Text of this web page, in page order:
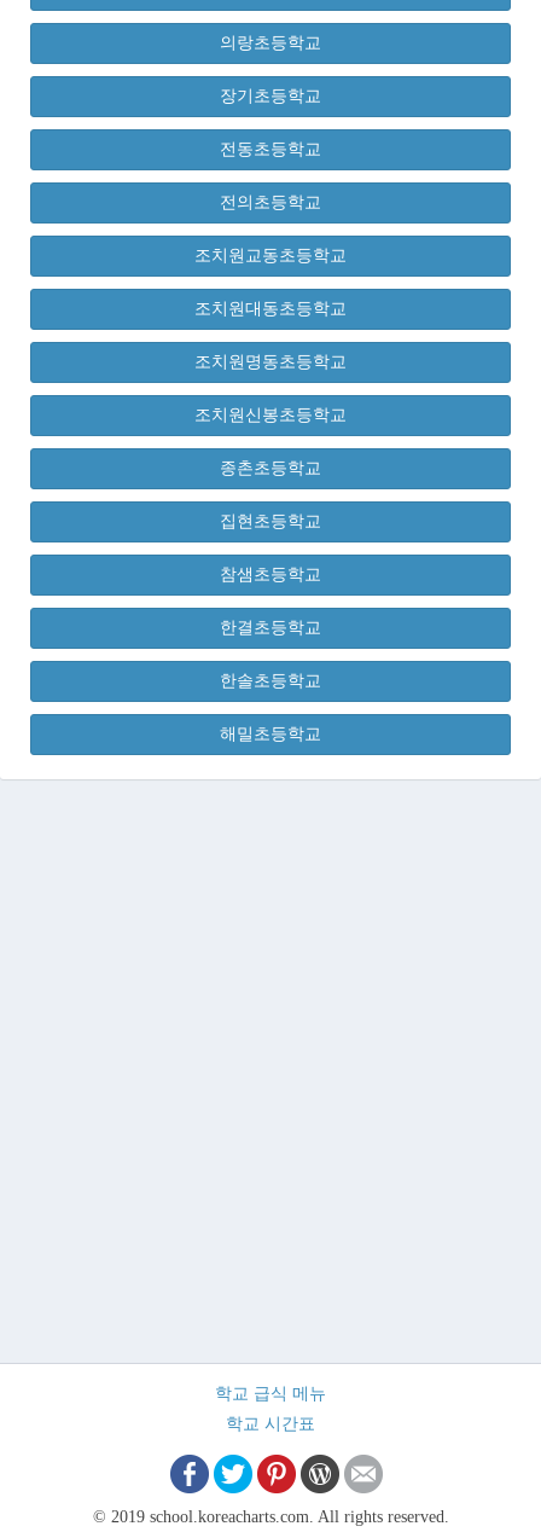
의랑초등학교
장기초등학교
전동초등학교
전의초등학교
조치원교동초등학교
조치원대동초등학교
조치원명동초등학교
조치원신봉초등학교
종촌초등학교
집현초등학교
참샘초등학교
한결초등학교
한솔초등학교
해밀초등학교
학교 급식 메뉴
학교 시간표
© 2019 school.koreacharts.com. All rights reserved.